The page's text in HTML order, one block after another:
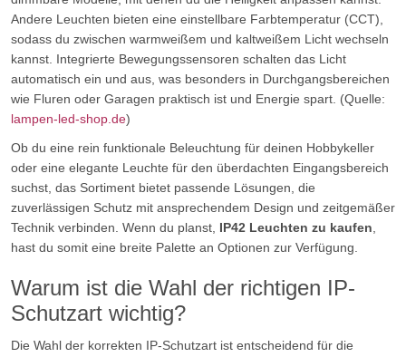
Andere Leuchten bieten eine einstellbare Farbtemperatur (CCT),
sodass du zwischen warmweißem und kaltweißem Licht wechseln
kannst. Integrierte Bewegungssensoren schalten das Licht
automatisch ein und aus, was besonders in Durchgangsbereichen
wie Fluren oder Garagen praktisch ist und Energie spart. (Quelle:
lampen-led-shop.de)
Ob du eine rein funktionale Beleuchtung für deinen Hobbykeller
oder eine elegante Leuchte für den überdachten Eingangsbereich
suchst, das Sortiment bietet passende Lösungen, die
zuverlässigen Schutz mit ansprechendem Design und zeitgemäßer
Technik verbinden. Wenn du planst, IP42 Leuchten zu kaufen
hast du somit eine breite Palette an Optionen zur Verfügung.
Warum ist die Wahl der richtigen IP-
Schutzart wichtig?
Die Wahl der korrekten IP-Schutzart ist entscheidend für die